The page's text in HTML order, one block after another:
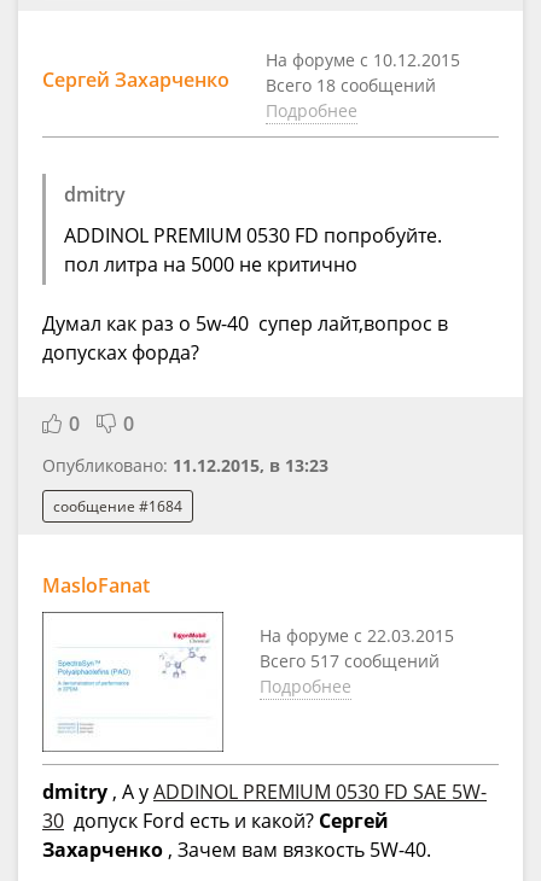
Сергей Захарченко
На форуме с 10.12.2015
Всего 18 сообщений
Подробнее
dmitry
ADDINOL PREMIUM 0530 FD попробуйте.
пол литра на 5000 не критично
Думал как раз о 5w-40 супер лайт,вопрос в
допусках форда?
0 0
Опубликовано: 11.12.2015, в 13:23
сообщение #1684
MasloFanat
На форуме с 22.03.2015
Всего 517 сообщений
Подробнее
dmitry, А уADDINOL PREMIUM 0530 FD SAE 5W-
30 допуск Ford есть и какой? Сергей
Захарченко, Зачем вам вязкость 5W-40.